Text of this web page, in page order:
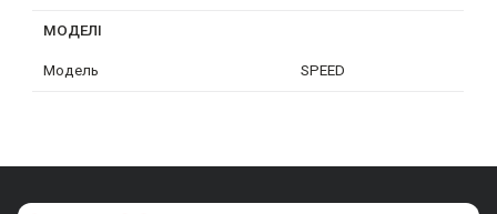
МОДЕЛІ
Модель SPEED